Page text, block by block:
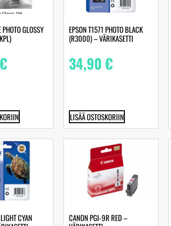
GLOSSY
€
EPSON T1571 PHOTO BLACK
(R3000) – VÄRIKASETTI
34,90€
LISÄÄ OSTOSKORIIN
CYAN
CANON PGI-9R RED –